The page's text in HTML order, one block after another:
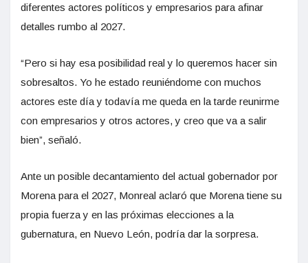
diferentes actores políticos y empresarios para afinar
detalles rumbo al 2027.
“Pero si hay esa posibilidad real y lo queremos hacer sin
sobresaltos. Yo he estado reuniéndome con muchos
actores este día y todavía me queda en la tarde reunirme
con empresarios y otros actores, y creo que va a salir
bien”, señaló.
Ante un posible decantamiento del actual gobernador por
Morena para el 2027, Monreal aclaró que Morena tiene su
propia fuerza y en las próximas elecciones a la
gubernatura, en Nuevo León, podría dar la sorpresa.